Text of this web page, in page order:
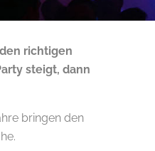
richtigen
steigt, dann
bringen den